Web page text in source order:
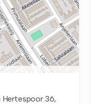
Hertespoor 36,